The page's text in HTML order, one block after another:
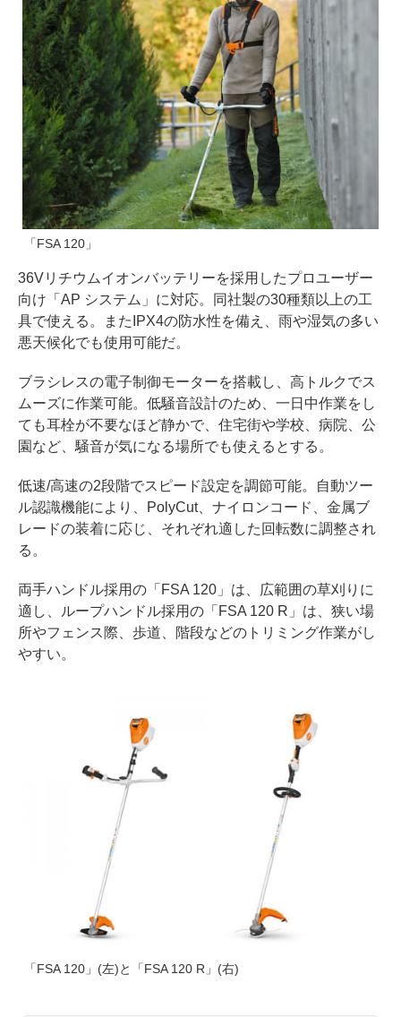
「FSA 120」
36Vリチウムイオンバッテリーを採用したプロユーザー
向け「AP システム」に対応。同社製の30種類以上の工
具で使える。またIPX4の防水性を備え、雨や湿気の多い
悪天候化でも使用可能だ。
ブラシレスの電子制御モーターを搭載し、高トルクでス
ムーズに作業可能。低騒音設計のため、一日中作業をし
ても耳栓が不要なほど静かで、住宅街や学校、病院、公
園など、騒音が気になる場所でも使えるとする。
低速/高速の2段階でスピード設定を調節可能。自動ツー
ル認識機能により、PolyCut、ナイロンコード、金属ブ
レードの装着に応じ、それぞれ適した回転数に調整され
る。
両手ハンドル採用の「FSA 120」は、広範囲の草刈りに
適し、ループハンドル採用の「FSA 120 R」は、狭い場
所やフェンス際、歩道、階段などのトリミング作業がし
やすい。
「FSA 120」(左)と「FSA 120 R」(右)